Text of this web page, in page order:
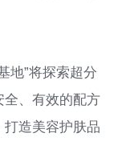
地”将探索超分
、有效的配方
造美容护肤品